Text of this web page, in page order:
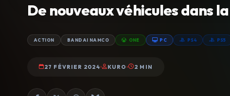
De nouveaux véhicules dans
ACTION BANDAI NAMCO ONE PC PS4 PS5
27 FÉVRIER 2024 KURO 2 MIN